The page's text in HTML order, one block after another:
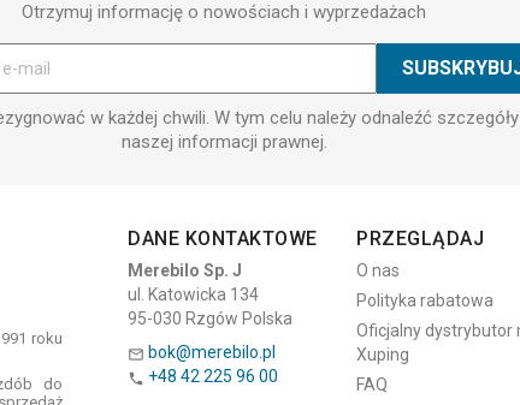
Otrzymuj informację o nowościach i wyprzedażach
w każdej chwili. W tym celu należy odnaleźć
naszej informacji prawnej.
roku
do
DANE KONTAKTOWE
Merebilo Sp. J
ul. Katowicka 134
95-030 Rzgów Polska
 bok@merebilo.pl
 +48 42 225 96 00
PRZEGLĄDAJ
O nas
Polityka rabatowa
Oficjalny dystrybutor
Xuping
FAQ